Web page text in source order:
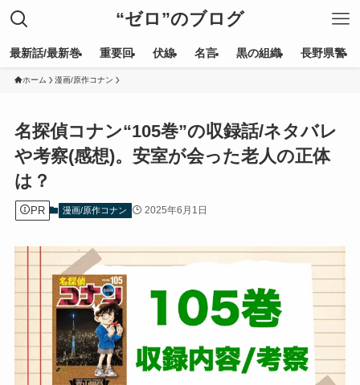
“ゼロ”のブログ
最新話/最新巻 重要回 伏線 名言 黒の組織 長野県警
ホーム 漫画/原作コナン
名探偵コナン“105巻”の収録話/ネタバレ
や考察(感想)。安室が会った老人の正体
は？
PR 漫画/原作コナン 2025年6月1日